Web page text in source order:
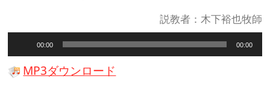
説教者：木下裕也牧師
声
プ
レ
00:00 00:00
MP3ダウンロード